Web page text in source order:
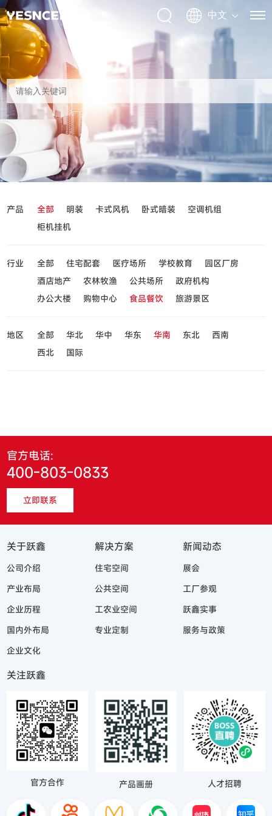
产品 全部 明装 卡式风机 卧式暗装
空调机组
柜机挂机
行业 全部 住宅配套 医疗场所 学校教育
园区厂房
酒店地产
农林牧渔 公共场所
政府机构
办公大楼
购物中心 食品餐饮 旅游景区
地区 全部 华北 华中 华东 华南 东北
西南
西北
国际
官方电话:
400-803-0833
立即联系
关于跃鑫
公司介绍
产业布局
企业历程
国内外布局
企业文化
解决方案
住宅空间
公共空间
工农业空间
专业定制
新闻动态
展会
工厂参观
跃鑫实事
服务与政策
关注跃鑫
官方合作 产品画册 人才招聘